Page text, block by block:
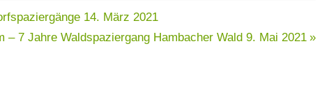
14. März 2021
7 Jahre Waldspaziergang Hambacher Wald 9. Mai 2021